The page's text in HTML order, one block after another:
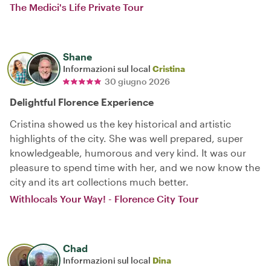
The Medici's Life Private Tour
Shane
Informazioni sul local Cristina
30 giugno 2026
Delightful Florence Experience
Cristina showed us the key historical and artistic
highlights of the city. She was well prepared, super
knowledgeable, humorous and very kind. It was our
pleasure to spend time with her, and we now know the
city and its art collections much better.
Withlocals Your Way! - Florence City Tour
Chad
Informazioni sul local Dina